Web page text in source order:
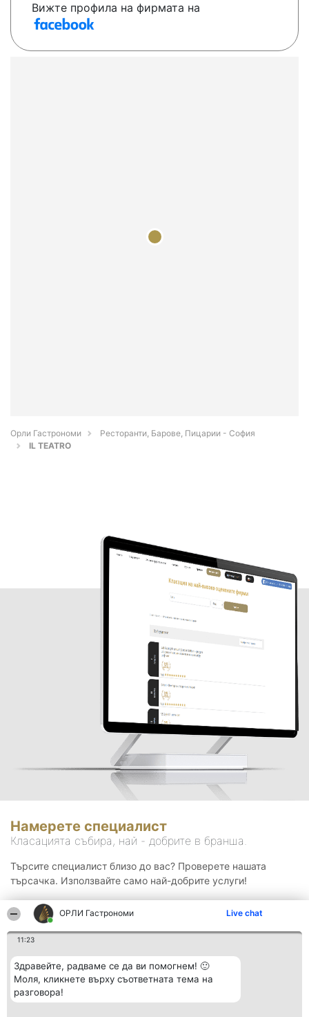
ОРЛИ Гастрономи Live chat
11:23
Здравейте, радваме се да ви помогнем! 🙂
Моля, кликнете върху съответната тема на
разговора!
Вижте профила на фирмата на
Орли Гастрономи
Ресторанти, Барове, Пицарии - София
IL TEATRO
Намерете специалист
Класацията събира, най - добрите в бранша.
Търсите специалист близо до вас? Проверете нашата
търсачка. Използвайте само най-добрите услуги!